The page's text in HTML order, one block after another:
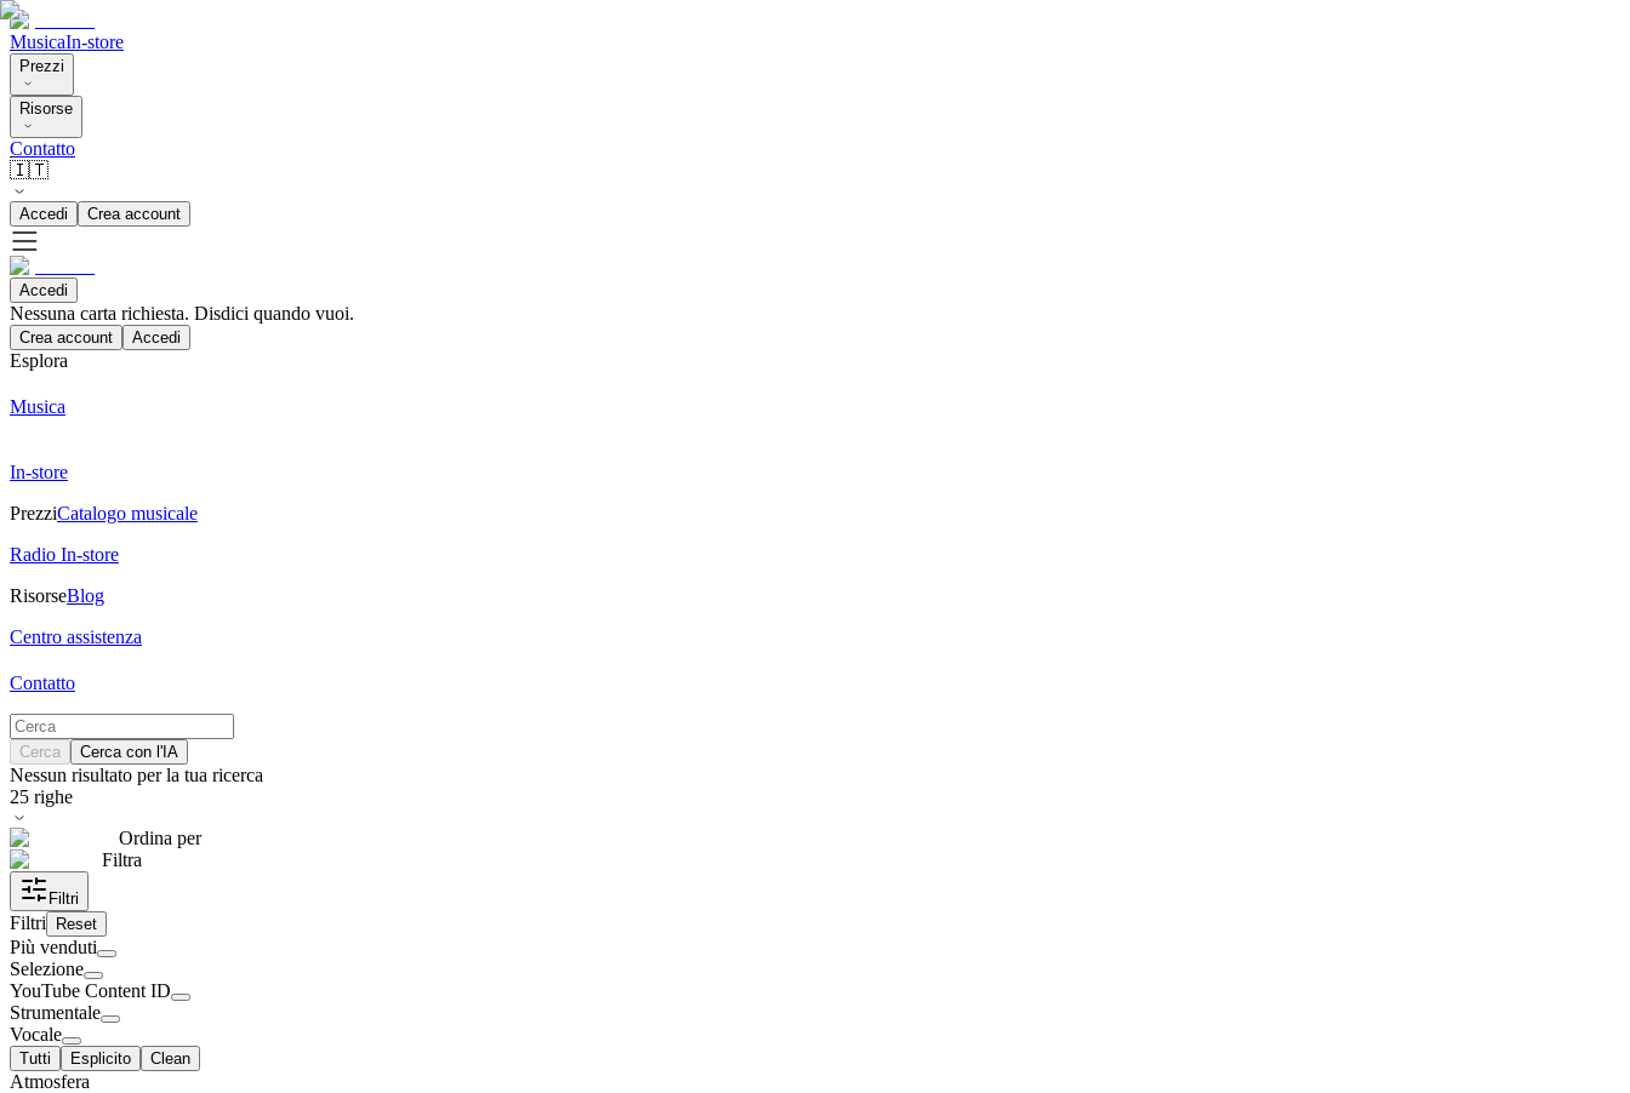
MusicaIn-store
Prezzi
Risorse
Contatto
🇮🇹
Accedi Crea account
Accedi
Nessuna carta richiesta. Disdici quando vuoi.
Crea account Accedi
Esplora
Musica
In-store
PrezziCatalogo musicale
Radio In-store
RisorseBlog
Centro assistenza
Contatto
Cerca Cerca con l'IA
Nessun risultato per la tua ricerca
25 righe
Ordina per
Filtra
Filtri
Filtri Reset
Più venduti
Selezione
YouTube Content ID
Strumentale
Vocale
Tutti Esplicito Clean
Atmosfera